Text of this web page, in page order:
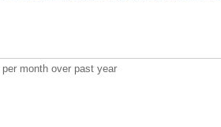
per month over past year